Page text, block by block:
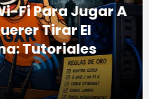
Fi Para Jugar A
Tirar El
Tutoriales